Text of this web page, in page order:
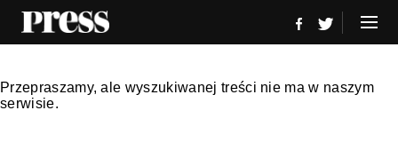
Przepraszamy, ale wyszukiwanej treści nie ma w naszym
serwisie.